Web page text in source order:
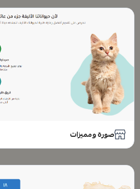
صورة ومميزات